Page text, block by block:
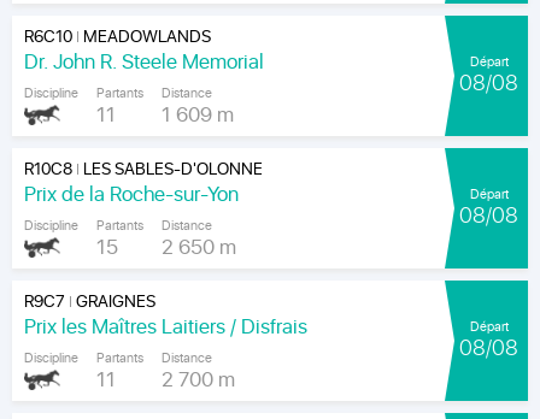
R6C10| MEADOWLANDS
Dr. John R. Steele Memorial
Discipline Partants
11
Distance
1 609 m
Départ
08/08
R10C8| LES SABLES-D'OLONNE
Prix de la Roche-sur-Yon
Discipline Partants
15
Distance
2 650 m
Départ
08/08
R9C7 |GRAIGNES
Prix les Maîtres Laitiers / Disfrais
Discipline Partants
11
Distance
2 700 m
Départ
08/08